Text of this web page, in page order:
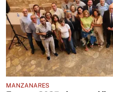
MANZANARES